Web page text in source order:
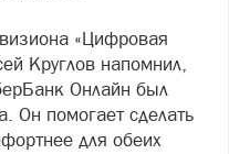
«Цифровая
Круглов напомнил,
Онлайн был
Он помогает сделать
для обеих